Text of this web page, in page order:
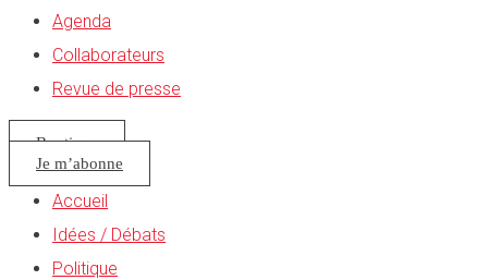
Agenda
Collaborateurs
Revue de presse
Boutique
Je m’abonne
Accueil
Idées / Débats
Politique